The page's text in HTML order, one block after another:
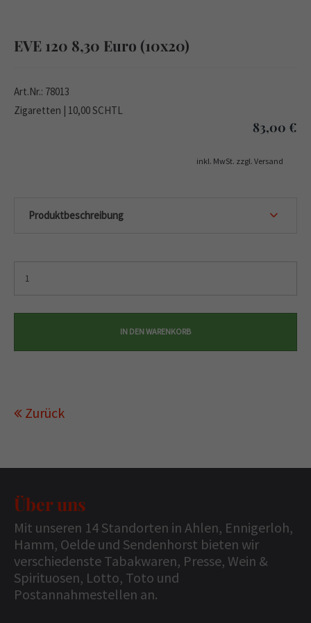
EVE 120 8,30 Euro (10x20)
Art.Nr.: 78013
Zigaretten | 10,00 SCHTL
83,00 €
inkl. MwSt. zzgl. Versand
Produktbeschreibung
Zurück
Über uns
Mit unseren 14 Standorten in Ahlen, Ennigerloh,
Hamm, Oelde und Sendenhorst bieten wir
verschiedenste Tabakwaren, Presse, Wein &
Spirituosen, Lotto, Toto und
Postannahmestellen an.